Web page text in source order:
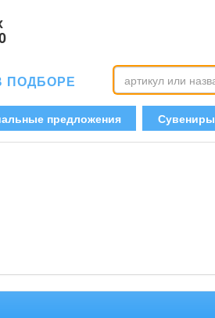
ПОДБОРЕ
предложения Сувениры